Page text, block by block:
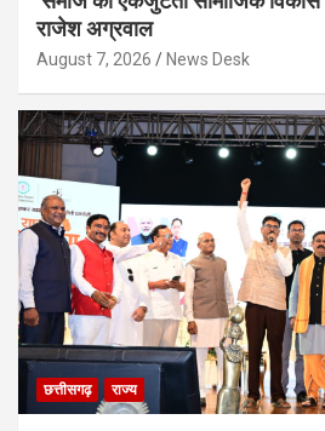
राजेश अग्रवाल
August 7, 2026 News Desk
छत्तीसगढ़ राज्य